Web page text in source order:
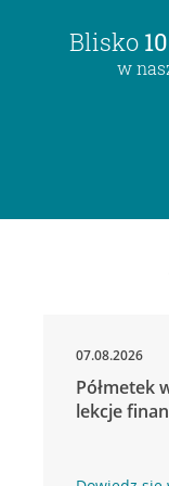
Blisko
w
07.08.2026
Półmetek
lekcje